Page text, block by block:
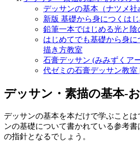
デッサンの基本（ナツメ社
新版 基礎から身につくは
鉛筆一本ではじめる光と陰
はじめてでも基礎から身
描き方教室
石膏デッサン (みみずくア
代ゼミの石膏デッサン教
デッサン・素描の基本-
デッサンの基本を本だけで学ぶこと
ンの基礎について書かれている参考
の指針となるでしょう。